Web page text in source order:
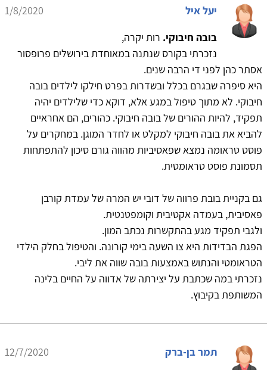
יעל איל
1/8/2020
בובה חיבוקי. רות יקרה,
נזכרתי בקורס שנתנה במאוחדת בירושלים פרופסור
אסתר כהן לפני די הרבה שנים.
היא סיפרה שבגרם בכלל ובשדרות בפרט חילקו לילדים בובה
חיבוקי. לא מתוך טיפול במגע אלא, דוקא כדי שלילדים יהיה
תפקיד, להיות ההורים של בובה חיבוקי. כהורים, הם אחראיים
להביא את בובה חיבוקי למקלט או לחדר המוגן. במחקרים על
פוסט טראומה נמצא שפאסיביות מהווה גורם סיכון להתפתחות
תסמונת פוסט טראומטית.
גם בקניית בובת פרווה של דובי יש המרה של עמדת קורבן
פאסיבית, בעמדה אקטיבית וקומפטנטית.
ולגבי תפקיד מגע בהתקשרות נכתב המון.
הפגת הבדידות היא צו השעה בימי קורונה. והטיפול בחלק הילדי
הטראומטי והנתוש באמצעות בובה שווה את ליבי.
נזכרתי במה שכתבת על יצירתה של אדווה על החיים בלינה
המשותפת בקיבוץ.
תמר בן-ברק
12/7/2020